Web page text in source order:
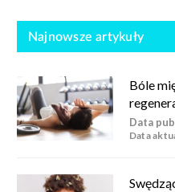
Najnowsze artykuły
Bóle
Data
Data